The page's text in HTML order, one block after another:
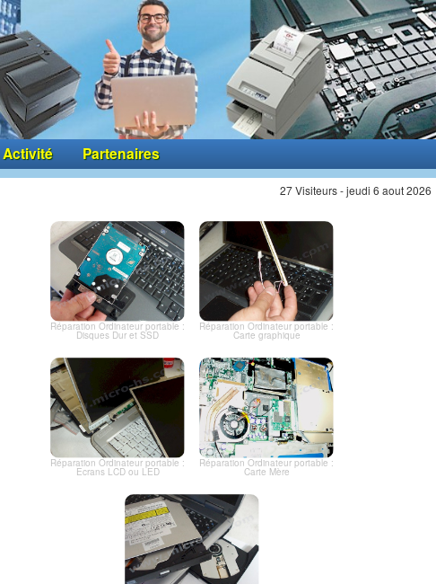
Activité Partenaires
27 Visiteurs - jeudi 6 aout 2026
Réparation Ordinateur portable :
Disques Dur et SSD
Réparation Ordinateur portable :
Carte graphique
Réparation Ordinateur portable :
Ecrans LCD ou LED
Réparation Ordinateur portable :
Carte Mère